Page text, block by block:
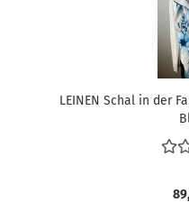
LEINEN Schal in der